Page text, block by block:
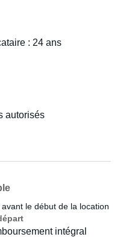
: 24 ans
autorisés
le début de la location
intégral